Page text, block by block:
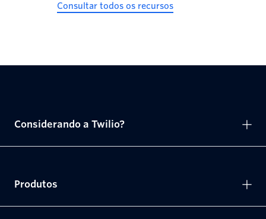
comunicações com os clientes.
Consultar todos os recursos
Considerando a Twilio?
Produtos